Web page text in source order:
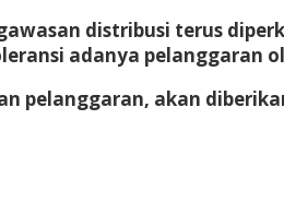
distribusi terus
adanya pelanggaran
pelanggaran, akan